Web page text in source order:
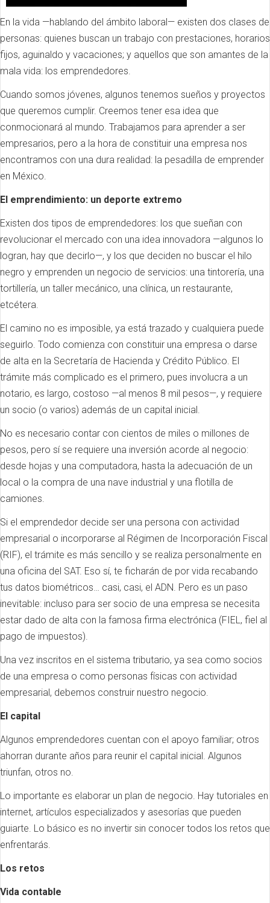
En la vida —hablando del ámbito laboral— existen dos clases de
personas: quienes buscan un trabajo con prestaciones, horarios
fijos, aguinaldo y vacaciones; y aquellos que son amantes de la
mala vida: los emprendedores.
Cuando somos jóvenes, algunos tenemos sueños y proyectos
que queremos cumplir. Creemos tener esa idea que
conmocionará al mundo. Trabajamos para aprender a ser
empresarios, pero a la hora de constituir una empresa nos
encontramos con una dura realidad: la pesadilla de emprender
en México.
El emprendimiento: un deporte extremo
Existen dos tipos de emprendedores: los que sueñan con
revolucionar el mercado con una idea innovadora —algunos lo
logran, hay que decirlo—, y los que deciden no buscar el hilo
negro y emprenden un negocio de servicios: una tintorería, una
tortillería, un taller mecánico, una clínica, un restaurante,
etcétera.
El camino no es imposible, ya está trazado y cualquiera puede
seguirlo. Todo comienza con constituir una empresa o darse
de alta en la Secretaría de Hacienda y Crédito Público. El
trámite más complicado es el primero, pues involucra a un
notario, es largo, costoso —al menos 8 mil pesos—, y requiere
un socio (o varios) además de un capital inicial.
No es necesario contar con cientos de miles o millones de
pesos, pero sí se requiere una inversión acorde al negocio:
desde hojas y una computadora, hasta la adecuación de un
local o la compra de una nave industrial y una flotilla de
camiones.
Si el emprendedor decide ser una persona con actividad
empresarial o incorporarse al Régimen de Incorporación Fiscal
(RIF), el trámite es más sencillo y se realiza personalmente en
una oficina del SAT. Eso sí, te ficharán de por vida recabando
tus datos biométricos… casi, casi, el ADN. Pero es un paso
inevitable: incluso para ser socio de una empresa se necesita
estar dado de alta con la famosa firma electrónica (FIEL, fiel al
pago de impuestos).
Una vez inscritos en el sistema tributario, ya sea como socios
de una empresa o como personas físicas con actividad
empresarial, debemos construir nuestro negocio.
El capital
Algunos emprendedores cuentan con el apoyo familiar; otros
ahorran durante años para reunir el capital inicial. Algunos
triunfan, otros no.
Lo importante es elaborar un plan de negocio. Hay tutoriales en
internet, artículos especializados y asesorías que pueden
guiarte. Lo básico es no invertir sin conocer todos los retos que
enfrentarás.
Los retos
Vida contable